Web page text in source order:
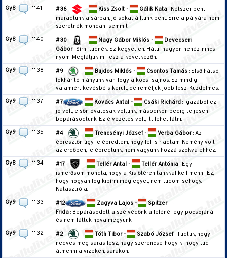
Gy8
11:41 #36 Kiss Zsolt - Gálik Kata: Kétszer bent
maradtunk a sárban, jó sokat álltunk bent. Erre a pályára nem
szeretnék mondani semmit.
Gy8
11:40 #30 Nagy Gábor Miklós -
Devecseri
Gábor: Sírni tudnék. Ez kegyetlen. Hátul nagyon nehéz, nincs
nyom. Meglátjuk mi lesz a következőn.
Gy9
11:38 #9 Bujdos Miklós - Csontos Tamás: Első hátsó
lökhárító hiányunk van, fogy a kocsi sajnos. Ez mindig
valamiért kevésbé sikerült, de reméljük jobb lesz. Küzdelmes.
Gy9
11:37 #7 Kovács Antal - Csáki Richárd: Igazából ez
jó volt, elsőn óvatosak voltunk, másodikon pedig teljesen
bepárásodtunk. Ez élvezetes volt, itt lehet látni.
Gy9
11:35 #4 Trencsényi József - Verba Gábor: Az
ébresztőn úgy felébredtem, hogy fel is riadtam. Kemény volt
az erdőben, felébredtünk, nem vagyunk hozzá szokva ehhez.
Gy8
11:34 #17 Tellér Antal - Tellér Antónia: Egy
ismerősöm mondta, hogy a Kislőtéren tankkal kell menni. Ez,
hogy hogyan fog kibírni még egyet, nem tudom, sehogy.
Katasztrófa.
Gy9
11:33 #12 Zagyva Lajos -
Spitzer
Frida: Bepárásodott a szélvédőnk a felénél egy pocsojánál,
és nem láttuk hova megyünk.
Gy9
11:32 #2 Tóth Tibor - Szabó József: Tudtuk, hogy
nedves meg saras lesz, nagy szerencse, hogy ki hogy tud
átmenni a vizeken, sarakon.